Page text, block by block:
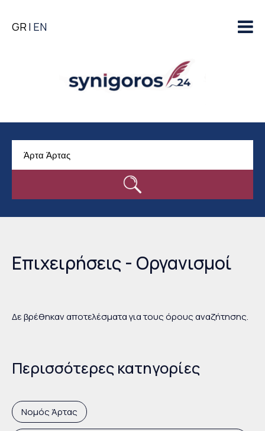
GR EN
Επιχειρήσεις - Οργανισμοί
Δε βρέθηκαν αποτελέσματα για τους όρους αναζήτησης.
Περισσότερες κατηγορίες
Νομός Άρτας